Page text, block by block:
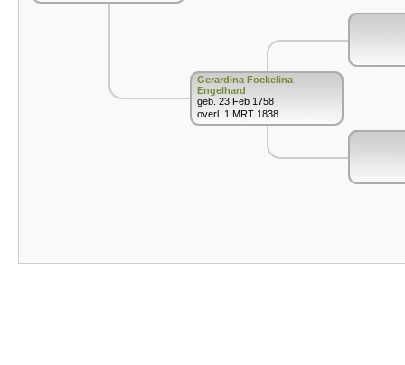
Gerardina Fockelina
Engelhard
geb. 23 Feb 1758
overl. 1 MRT 1838